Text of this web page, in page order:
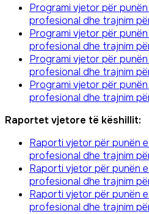
Programi vjetor për
profesional dhe trajnim
Programi vjetor për
profesional dhe trajnim
Programi vjetor për
profesional dhe trajnim
Programi vjetor për
profesional dhe trajnim
Raportet vjetore të këshillit:
Raporti vjetor për punën
profesional dhe trajnim
Raporti vjetor për punën
profesional dhe trajnim
Raporti vjetor për punën
profesional dhe trajnim